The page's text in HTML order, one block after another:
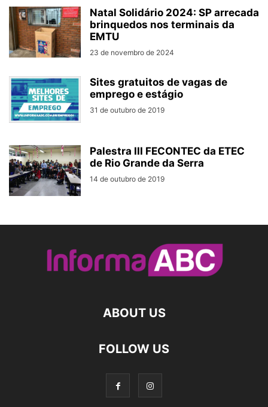
Natal Solidário 2024: SP arrecada
brinquedos nos terminais da
EMTU
23 de novembro de 2024
Sites gratuitos de vagas de
emprego e estágio
31 de outubro de 2019
Palestra III FECONTEC da ETEC
de Rio Grande da Serra
14 de outubro de 2019
ABOUT US
FOLLOW US